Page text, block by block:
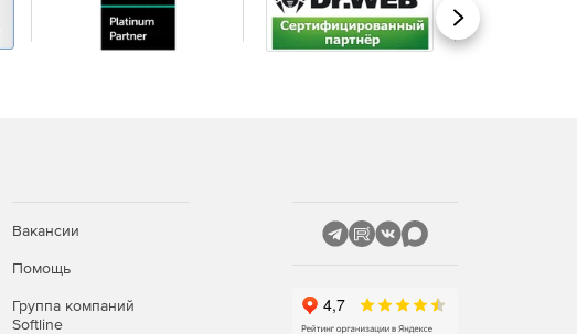
Вперед
Вакансии
Помощь
Группа компаний
Softline